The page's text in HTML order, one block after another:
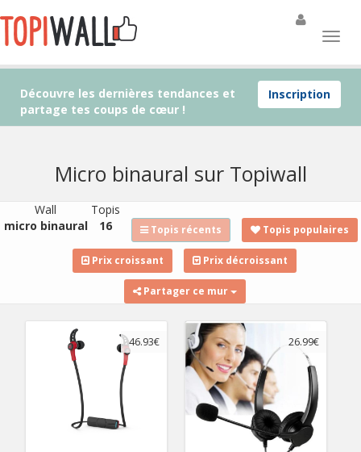
Inscription
Découvre les dernières tendances et
partage tes coups de cœur !
Micro binaural sur Topiwall
Wall
micro binaural
Topis
16
Topis récents Topis populaires
Prix croissant Prix décroissant
Partager ce mur
46.93€ 26.99€